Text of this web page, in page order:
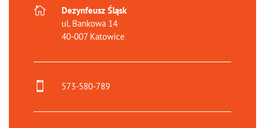

Dezynfeusz Śląsk
ul. Bankowa 14
40-007 Katowice
 573-580-789